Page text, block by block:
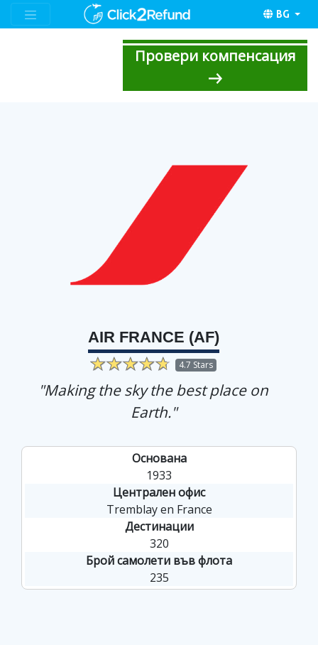
BG
Провери компенсация
AIR FRANCE (AF)
4.7 Stars
"Making the sky the best place on
Earth."
Основана
1933
Централен офис
Tremblay en France
Дестинации
320
Брой самолети във флота
235